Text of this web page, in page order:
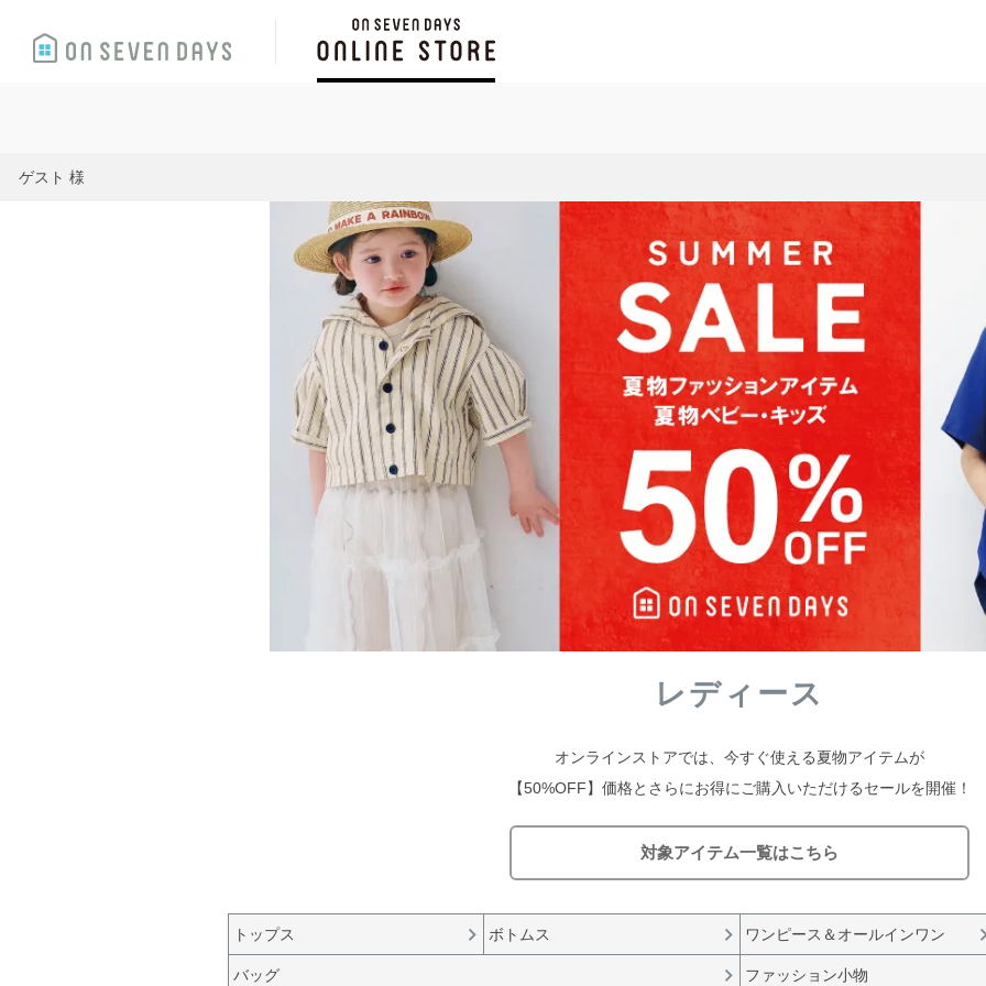
ゲスト 様
レディース
オンラインストアでは、今すぐ使える夏物アイテムが
【50%OFF】価格と さらにお得にご購入いただけるセールを開催！
対象アイテム一覧はこちら
トップス ボトムス ワンピース＆オールインワン
バッグ ファッション小物